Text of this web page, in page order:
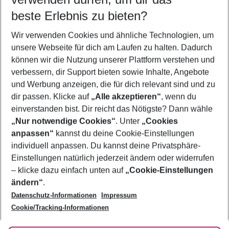
5-8 Nächte
2 Erwachsene Keine Kinder
Mehr Filter anzeigen
Footer
Footer navigation
Über uns
AGB
Bestpreisgarantie
Cookie-Einstellungen ändern
Cookie-Richtlinie
Agenturbetreuung
Barrierefreies Reisen
Folge uns
beste Erlebnis zu bieten?
Wir verwenden Cookies und ähnliche Technologien, um
unsere Webseite für dich am Laufen zu halten. Dadurch
können wir die Nutzung unserer Plattform verstehen und
verbessern, dir Support bieten sowie Inhalte, Angebote
und Werbung anzeigen, die für dich relevant sind und zu
dir passen. Klicke auf „Alle akzeptieren“, wenn du
einverstanden bist. Dir reicht das Nötigste? Dann wähle
„Nur notwendige Cookies“. Unter „Cookies
anpassen“ kannst du deine Cookie-Einstellungen
individuell anpassen. Du kannst deine Privatsphäre-
Einstellungen natürlich jederzeit ändern oder widerrufen
– klicke dazu einfach unten auf „Cookie-Einstellungen
ändern“.
Datenschutz-Informationen
Impressum
Cookie/Tracking-Informationen